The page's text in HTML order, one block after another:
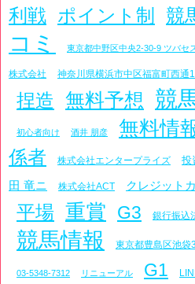
利戦 ポイント制 競
コミ
東京都中野区中央2-30-9 ツバセ
株式会社 神奈川県横浜市中区福富町西通
捏造 無料予想 競
初心者向け 酒井 朋彦 無料情
係者
株式会社エンタープライズ 投
田 竜ニ
株式会社ACT クレジット
平場 重賞 G3 銀行振込
競馬情報 東京都豊島区池袋
03-5348-7312 リニューアル G1